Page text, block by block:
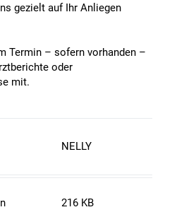
gezielt auf Ihr Anliegen
Termin – sofern vorhanden –
oder
mit.
NELLY
216 KB